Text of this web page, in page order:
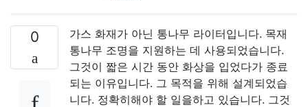
0
가스 화재가 아닌 통나무 라이터입니다. 목재
통나무 조명을 지원하는 데 사용되었습니다.
그것이 짧은 시간 동안 화상을 입었다가 종료
되는 이유입니다. 그 목적을 위해 설계되었습
니다. 정확히해야 할 일을하고 있습니다. 그것